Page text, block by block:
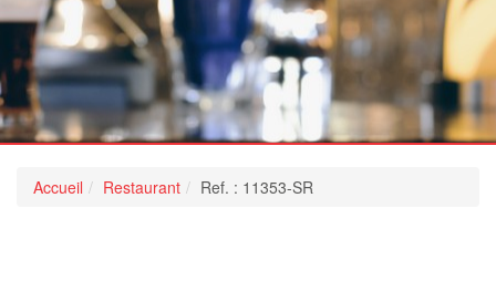
Accueil Restaurant Ref. : 11353-SR